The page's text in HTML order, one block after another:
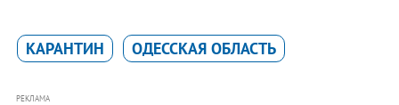
КАРАНТИН ОДЕССКАЯ ОБЛАСТЬ
РЕКЛАМА